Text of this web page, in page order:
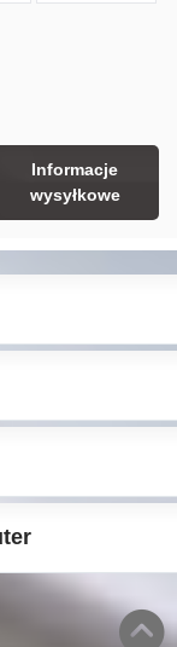
Informacje
wysyłkowe